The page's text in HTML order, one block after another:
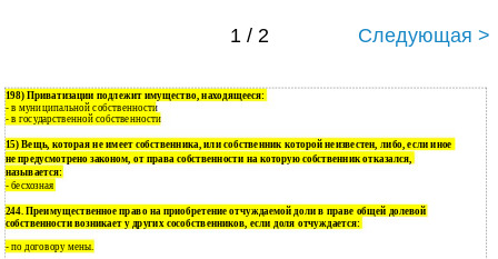
1 / 2 Следующая >
198) Приватизации подлежит имущество, находящееся:
- в муниципальной собственности
- в государственной собственности
15) Вещь, которая не имеет собственника, или собственник которой неизвестен, либо, если иное
не предусмотрено законом, от права собственности на которую собственник отказался,
называется:
- бесхозная
244. Преимущественное право на приобретение отчуждаемой доли в праве общей долевой
собственности возникает у других сособственников, если доля отчуждается:
- по договору мены.